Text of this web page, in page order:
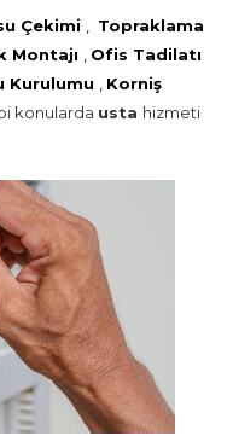
Çekimi
Topraklama
Montajı
Ofis Tadilatı
Kurulumu
Korniş
konularda usta hizmeti